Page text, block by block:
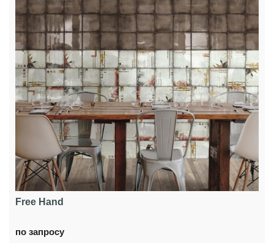
Free Hand
по запросу